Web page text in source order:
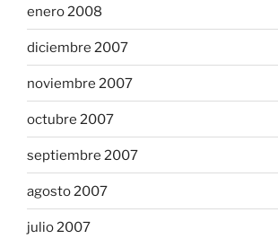
enero 2008
diciembre 2007
noviembre 2007
octubre 2007
septiembre 2007
agosto 2007
julio 2007